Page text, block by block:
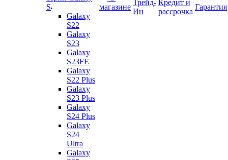
S
Galaxy
S22
Galaxy
S23
Galaxy
S23FE
Galaxy
S22 Plus
Galaxy
S23 Plus
Galaxy
S24 Plus
Galaxy
S24
Ultra
Galaxy
магазине
Трейд-
Ин
Кредит и
рассрочка
Гарантия